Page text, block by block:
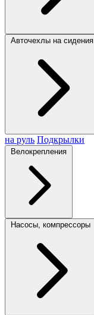
Авточехлы на сидения
на руль Подкрылки
Велокрепления
Насосы, компрессоры